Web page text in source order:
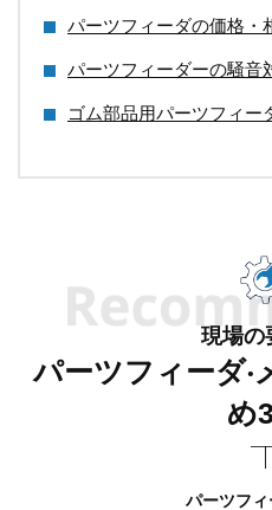
パーツフィーダの価格・
パーツフィーダーの騒音
ゴム部品用パーツフィー
現場の
パーツフィーダ‧
め
パーツフ